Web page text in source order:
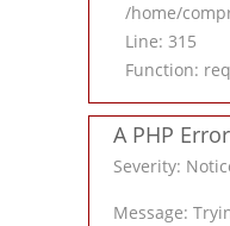
/home/
Line: 315
Function:
A PHP
Severity:
Message: